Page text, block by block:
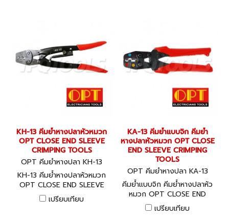
KH-13 คีมย้ำหางปลาหัวหมวก
OPT CLOSE END SLEEVE
CRIMPING TOOLS
OPT คีมย้ำหางปลา KH-13
KH-13 คีมย้ำหางปลาหัวหมวก
OPT CLOSE END SLEEVE
CRIMPING TOOLS
เปรียบเทียบ
KA-13 คีมย้ำแบบจิก คีมย้ำ
หางปลาหัวหมวก OPT CLOSE
END SLEEVE CRIMPING
TOOLS
OPT คีมย้ำหางปลา KA-13
คีมย้ำแบบจิก คีมย้ำหางปลาหัว
หมวก OPT CLOSE END
SLEEVE CRIMPING TOOLS
เปรียบเทียบ